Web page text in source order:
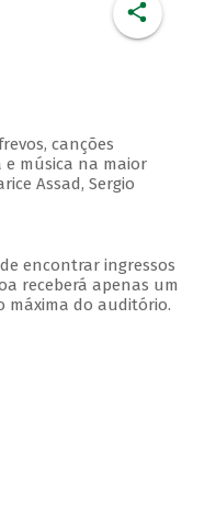
canções
e música na maior
Assad, Sergio
encontrar ingressos
receberá apenas um
máxima do auditório.